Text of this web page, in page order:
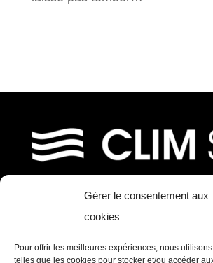
Gérer le consentement aux
cookies
Pour offrir les meilleures expériences, nous
telles que les cookies pour stocker et/ou accéder
39, chemin de
31170 Tournefeuille
Tél. : 05 61 73 97 11 –